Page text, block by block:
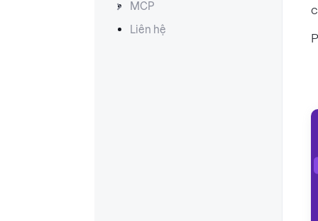
MCP
Liên hệ